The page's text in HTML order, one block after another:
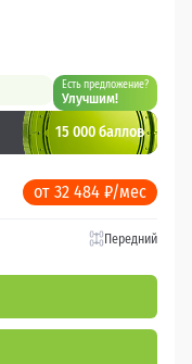
Есть предложение?
Улучшим!
15 000 баллов
от 32 484 ₽/мес
Передний